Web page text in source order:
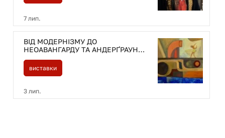
7 лип.
ВІД МОДЕРНІЗМУ ДО
НЕОАВАНГАРДУ ТА АНДЕРҐРАУНДУ
: 15 ВИСТАВОК, ЯКІ ВАРТО
ПОБАЧИТИ ЦЬОГО ЛІТА
виставки
3 лип.